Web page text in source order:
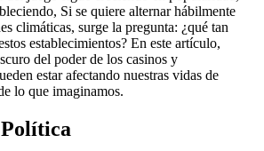
Si se quiere alternar hábilmente
climáticas, surge la pregunta: ¿qué tan
establecimientos? En este artículo,
del poder de los casinos y
estar afectando nuestras vidas de
lo que imaginamos.